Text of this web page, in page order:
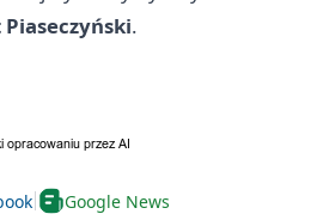
.
Google News